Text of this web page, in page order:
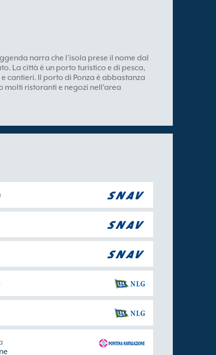
narra che l'isola prese il nome dal
La città è un porto turistico e di pesca,
cantieri. Il porto di Ponza è abbastanza
molti ristoranti e negozi nell'area